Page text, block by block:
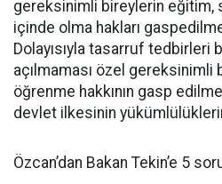
gereksinimli bireylerin eğitim,
içinde olma hakları
Dolayısıyla tasarruf tedbirleri
açılmaması özel gereksinimli
öğrenme hakkının gasp
devlet ilkesinin
Özcan’dan Bakan Tekin’e 5